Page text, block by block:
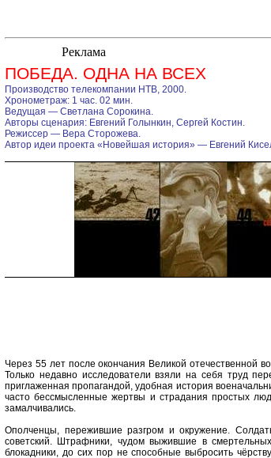
ПОБЕДА. ОДНА НА ВСЕХ
Производство телекомпании НТВ, 2000.
Хронометраж: 1 час. 02 мин.
Ведущая — Светлана Сорокина.
Авторы сценария: Евгений Голынкин, Сергей Костин.
Режиссер — Вера Сторожева.
Автор идеи проекта «Новейшая история» — Евгений
Через 55 лет после окончания Великой отечественной
Только недавно исследователи взяли на себя труд
приглаженная пропагандой, удобная история
часто бессмысленные жертвы и страдания простых
замалчивались.
Ополченцы, пережившие разгром и окружение.
советский. Штрафники, чудом выжившие в
блокадники, до сих пор не способные выбросить